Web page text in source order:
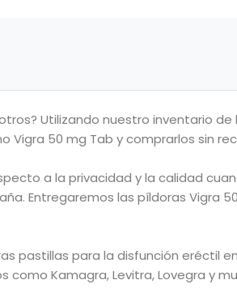
Utilizando nuestro
Vigra 50 mg Tab y comprarlos sin
a la privacidad y la calidad
Entregaremos las píldoras
pastillas para la disfunción eréctil
Kamagra, Levitra, Lovegra y